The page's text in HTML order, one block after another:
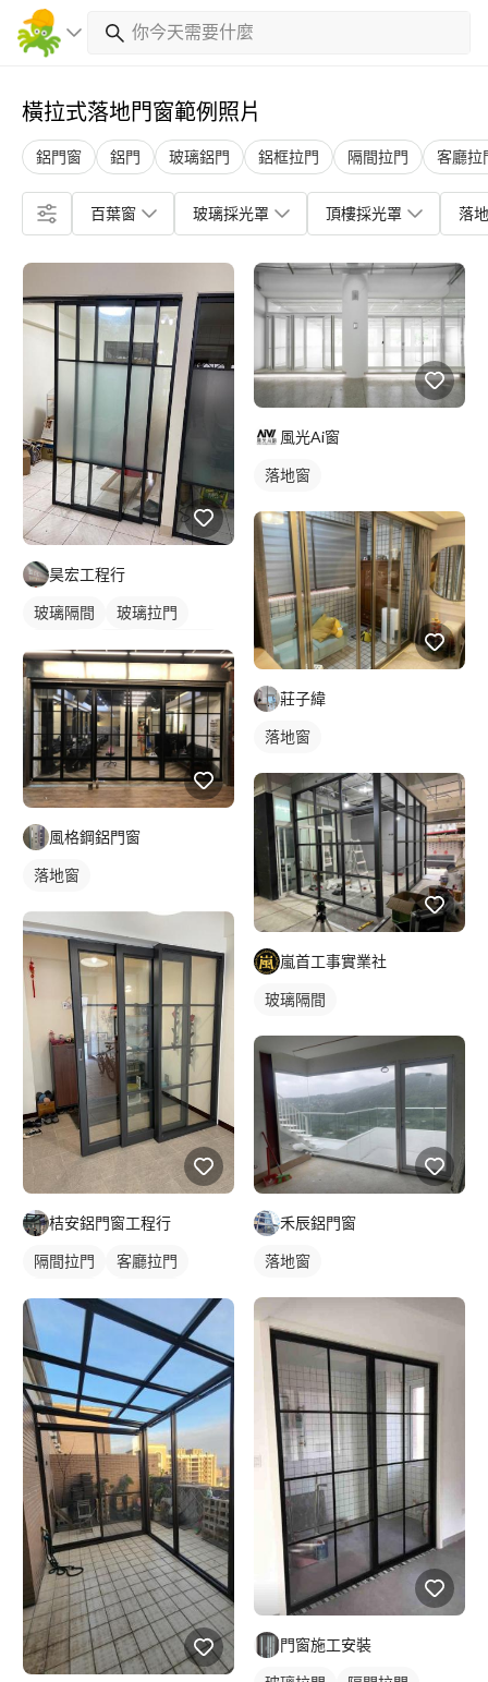
橫拉式落地門窗範例照片
鋁門窗 鋁門 玻璃鋁門 鋁框拉門 隔間拉門 客廳拉
百葉窗 玻璃採光罩 頂樓採光罩 落
昊宏工程行
玻璃隔間
玻璃拉門
風格鋼鋁門窗
落地窗
桔安鋁門窗工程行
隔間拉門
客廳拉門
房間門
風光Ai窗
落地窗
莊子緯
落地窗
嵐首工事實業社
玻璃隔間
禾辰鋁門窗
落地窗
門窗施工安裝